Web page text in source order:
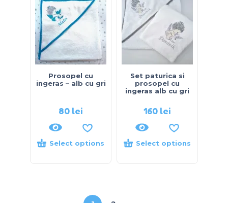
Prosopel cu
ingeras – alb cu gri
80 lei
Select options
Set paturica si
prosopel cu
ingeras alb cu gri
160 lei
Select options